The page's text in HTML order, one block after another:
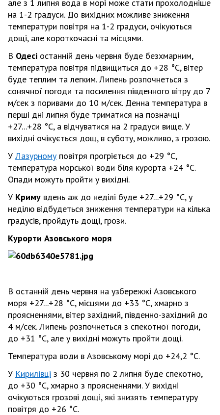
але з 1 липня вода в морі може стати прохолодніше
на 1-2 градуси. До вихідних можливе зниження
температури повітря на 1-2 градуси, очікуються
дощі, але короткочасні та місцями.
В Одесі останній день червня буде безхмарним,
температура повітря підвищиться до +28 °С, вітер
буде теплим та легким. Липень розпочнеться з
сонячної погоди та посилення південного вітру до 7
м/сек з поривами до 10 м/сек. Денна температура в
перші дні липня буде триматися на позначці
+27...+28 °С, а відчуватися на 2 градуси вище. У
вихідні очікується дощ, в суботу, можливо, з грозою.
У Лазурному повітря прогріється до +29 °С,
температура морської води біля курорта +24 °С.
Опади можуть пройти у вихідні.
У Криму вдень аж до неділі буде +27...+29 °С, у
неділю відбудеться зниження температури на кілька
градусів, пройдуть дощі, грози.
Курорти Азовського моря
В останній день червня на узбережжі Азовського
моря +27...+28 °С, місцями до +33 °С, хмарно з
проясненнями, вітер західний, південно-західний до
4 м/сек. Липень розпочнеться з спекотної погоди,
до +31 °С, але у вихідні можуть пройти дощі.
Температура води в Азовському морі до +24,2 °С.
У Кирилівці з 30 червня по 2 липня буде спекотно,
до +30 °С, хмарно з проясненнями. У вихідні
очікуються грозові дощі, які знизять температуру
повітря до +26 °С.